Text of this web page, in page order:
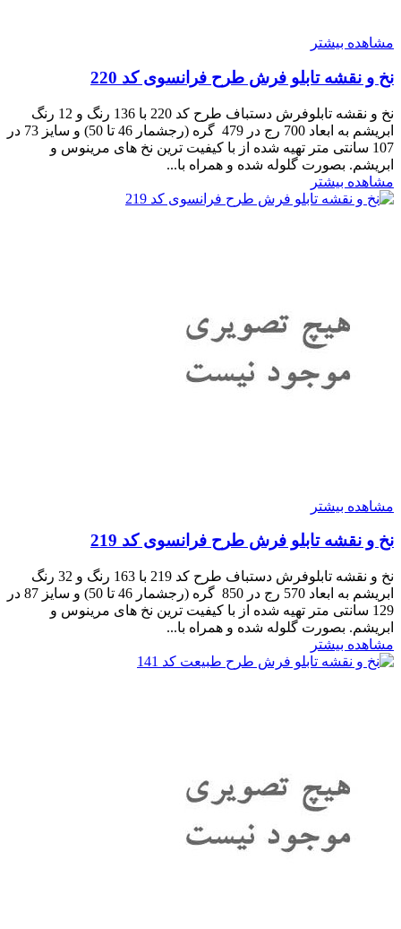
مشاهده بیشتر
نخ و نقشه تابلو فرش طرح فرانسوی کد 220
نخ و نقشه تابلوفرش دستباف طرح کد 220 با 136 رنگ و 12 رنگ
ابریشم به ابعاد 700 رج در 479 گره (رجشمار 46 تا 50) و سایز 73 در
107 سانتی متر تهیه شده از با کیفیت ترین نخ های مرینوس و
ابریشم. بصورت گلوله شده و همراه با...
مشاهده بیشتر
مشاهده بیشتر
نخ و نقشه تابلو فرش طرح فرانسوی کد 219
نخ و نقشه تابلوفرش دستباف طرح کد 219 با 163 رنگ و 32 رنگ
ابریشم به ابعاد 570 رج در 850 گره (رجشمار 46 تا 50) و سایز 87 در
129 سانتی متر تهیه شده از با کیفیت ترین نخ های مرینوس و
ابریشم. بصورت گلوله شده و همراه با...
مشاهده بیشتر